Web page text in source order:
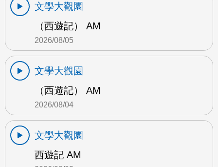
文學大觀園
（西遊記） AM
2026/08/05
文學大觀園
（西遊記） AM
2026/08/04
文學大觀園
西遊記 AM